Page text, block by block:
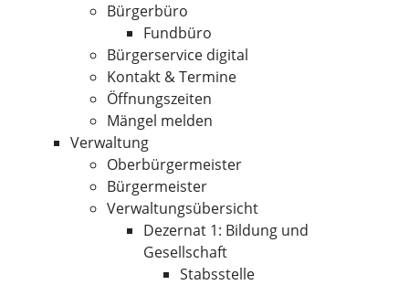
Bürgerbüro
Fundbüro
Bürgerservice digital
Kontakt & Termine
Öffnungszeiten
Mängel melden
Verwaltung
Oberbürgermeister
Bürgermeister
Verwaltungsübersicht
Dezernat 1: Bildung und
Gesellschaft
Stabsstelle